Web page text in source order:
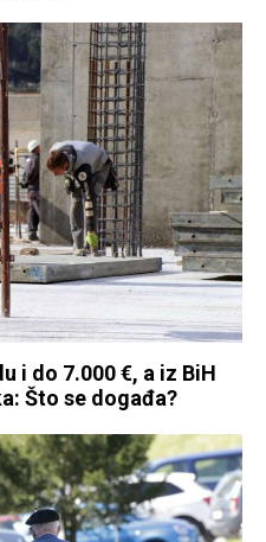
i do 7.000 €, a iz BiH
Što se događa?